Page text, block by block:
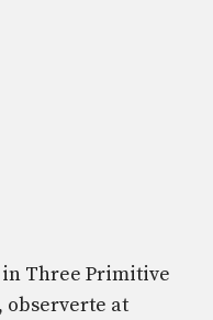
in Three Primitive
observerte at